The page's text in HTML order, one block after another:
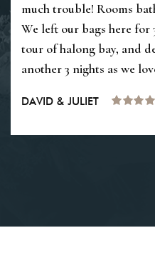
much trouble! Rooms
We left our bags here for
tour of halong bay, and
another 3 nights as we
DAVID & JULIET